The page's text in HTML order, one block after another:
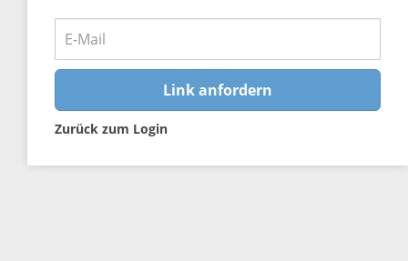
Link anfordern
Zurück zum Login